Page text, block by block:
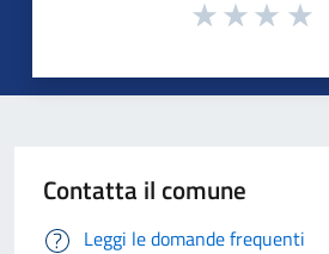
Contatta il comune
Leggi le domande frequenti